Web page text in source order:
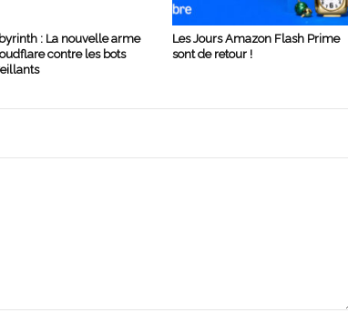
: La nouvelle arme
contre les bots
Les Jours Amazon Flash Prime
sont de retour !